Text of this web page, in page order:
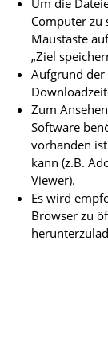
Um die
Computer zu
Maustaste
„Ziel
Aufgrund der
Zum
Software
vorhanden
kann (z.B.
Viewer).
Es wird
Browser zu